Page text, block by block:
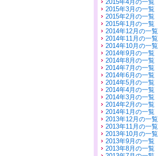
2015年4月の一覧
2015年3月の一覧
2015年2月の一覧
2015年1月の一覧
2014年12月の一覧
2014年11月の一覧
2014年10月の一覧
2014年9月の一覧
2014年8月の一覧
2014年7月の一覧
2014年6月の一覧
2014年5月の一覧
2014年4月の一覧
2014年3月の一覧
2014年2月の一覧
2014年1月の一覧
2013年12月の一覧
2013年11月の一覧
2013年10月の一覧
2013年9月の一覧
2013年8月の一覧